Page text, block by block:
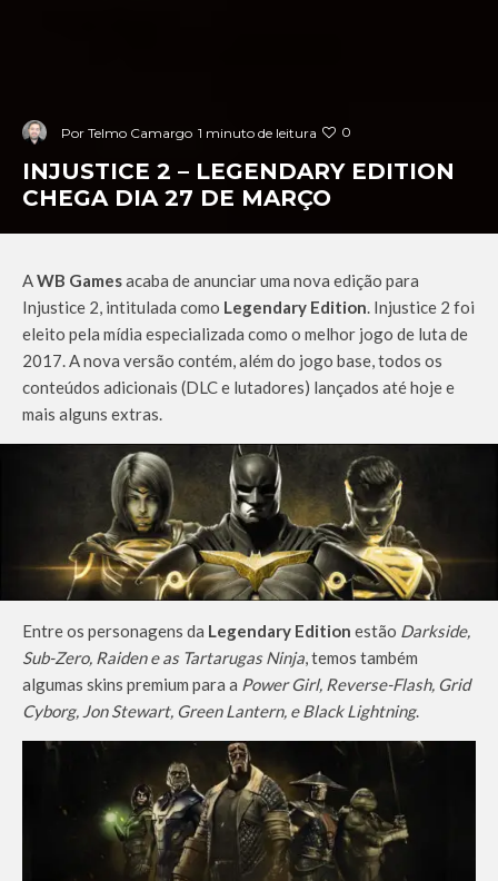
Por Telmo Camargo 1 minuto de leitura 0
INJUSTICE 2 – LEGENDARY EDITION
CHEGA DIA 27 DE MARÇO
AWB Gamesacaba de anunciar uma nova edição para
Injustice 2, intitulada como Legendary Edition. Injustice 2 foi
eleito pela mídia especializada como o melhor jogo de luta de
2017. A nova versão contém, além do jogo base, todos os
conteúdos adicionais (DLC e lutadores) lançados até hoje e
mais alguns extras.
Entre os personagens da Legendary Edition estão Darkside,
Sub-Zero, Raiden e as Tartarugas Ninja, temos também
algumas skins premium para a Power Girl, Reverse-Flash, Grid
Cyborg, Jon Stewart, Green Lantern, e Black Lightning.